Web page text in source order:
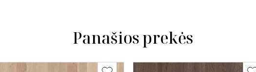
Panašios prekės